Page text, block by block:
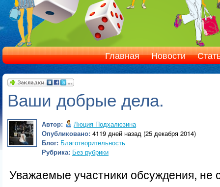
Главная Новости
Ваши добрые дела.
Автор:
Люция Подхалюзина
Опубликовано: 4119 дней назад (25 декабря 2014)
Блог: Благотворительность
Рубрика: Без рубрики
Уважаемые участники обсуждения, не